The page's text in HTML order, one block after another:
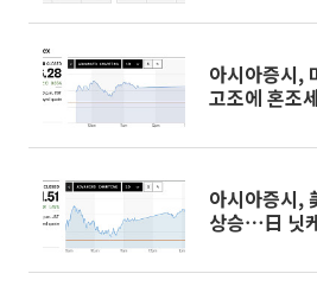
아시아증시,
고조에 혼조세
아시아증시,
상승⋯日 닛